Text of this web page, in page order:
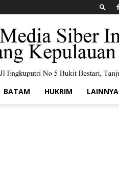
BATAM HUKRIM LAINNYA